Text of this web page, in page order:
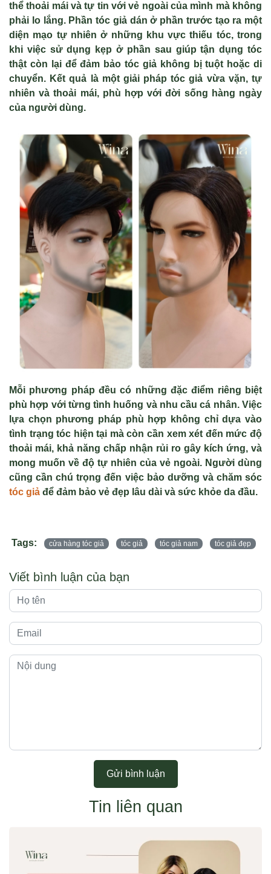
thể thoải mái và tự tin với vẻ ngoài của mình mà không
phải lo lắng. Phần tóc giả dán ở phần trước tạo ra một
diện mạo tự nhiên ở những khu vực thiếu tóc, trong
khi việc sử dụng kẹp ở phần sau giúp tận dụng tóc
thật còn lại để đảm bảo tóc giả không bị tuột hoặc di
chuyển. Kết quả là một giải pháp tóc giả vừa vặn, tự
nhiên và thoải mái, phù hợp với đời sống hàng ngày
của người dùng.
Mỗi phương pháp đều có những đặc điểm riêng biệt
phù hợp với từng tình huống và nhu cầu cá nhân. Việc
lựa chọn phương pháp phù hợp không chỉ dựa vào
tình trạng tóc hiện tại mà còn cần xem xét đến mức độ
thoải mái, khả năng chấp nhận rủi ro gây kích ứng, và
mong muốn về độ tự nhiên của vẻ ngoài. Người dùng
cũng cần chú trọng đến việc bảo dưỡng và chăm sóc
tóc giả để đảm bảo vẻ đẹp lâu dài và sức khỏe da đầu.
Tags: cửa hàng tóc giả tóc giả tóc giả nam tóc giả đẹp
Viết bình luận của bạn
Gửi bình luận
Tin liên quan